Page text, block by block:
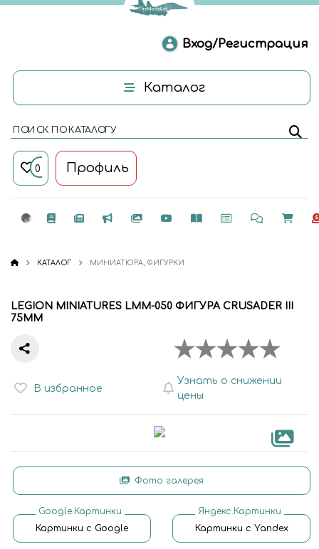
Вход/Регистрация
Каталог
ПОИСК ПО КАТАЛОГУ
0 Профиль
КАТАЛОГ МИНИАТЮРА, ФИГУРКИ
LEGION MINIATURES LMM-050 ФИГУРА CRUSADER III
75ММ
В избранное
Узнать о снижении
цены
Фото галерея
Google.Картинки
Картинки с Google
Яндекс.Картинки
Картинки с Yandex